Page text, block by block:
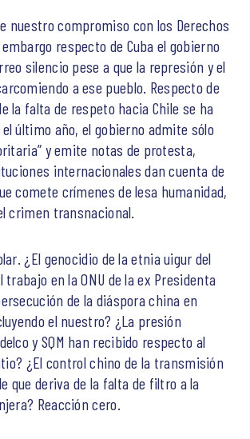
nuestro compromiso con los Derechos
respecto de Cuba el gobierno
silencio pese a que la represión y el
a ese pueblo. Respecto de
la falta de respeto hacia Chile se ha
último año, el gobierno admite sólo
y emite notas de protesta,
internacionales dan cuenta de
comete crímenes de lesa humanidad,
crimen transnacional.
¿El genocidio de la etnia uigur del
trabajo en la ONU de la ex Presidenta
de la diáspora china en
el nuestro? ¿La presión
y SQM han recibido respecto al
¿El control chino de la transmisión
que deriva de la falta de filtro a la
Reacción cero.